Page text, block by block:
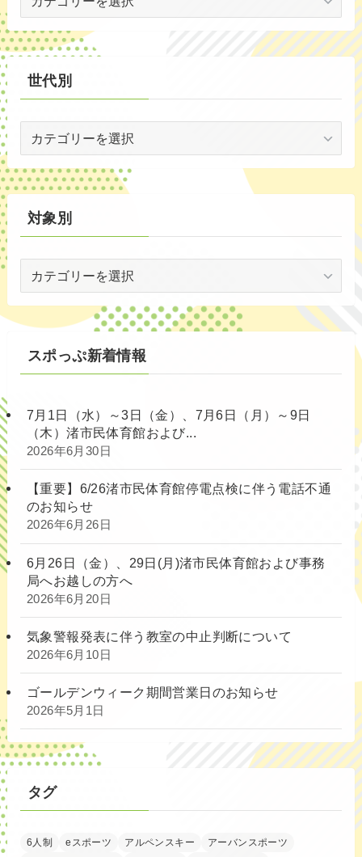
別
世代別
別
対象別
別
スポっぷ新着情報
7月1日（水）～3日（金）、7月6日（月）～9日
（木）渚市民体育館および...
2026年6月30日
【重要】6/26渚市民体育館停電点検に伴う電話不通
のお知らせ
2026年6月26日
6月26日（金）、29日(月)渚市民体育館および事務
局へお越しの方へ
2026年6月20日
気象警報発表に伴う教室の中止判断について
2026年6月10日
ゴールデンウィーク期間営業日のお知らせ
2026年5月1日
タグ
6人制 eスポーツ アルペンスキー
アーバンスポーツ